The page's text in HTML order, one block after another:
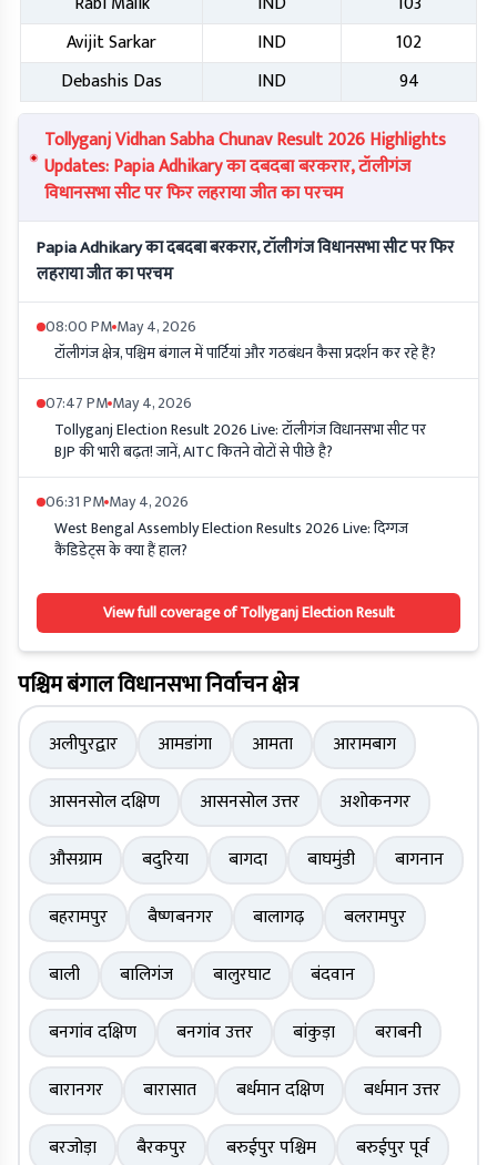
Avijit Sarkar
IND
102
Debashis Das
IND
94
Tollyganj Vidhan Sabha Chunav Result 2026 Highlights
Updates: Papia Adhikary का दबदबा बरकरार, टॉलीगंज
विधानसभा सीट पर फिर लहराया जीत का परचम
Papia Adhikary का दबदबा बरकरार, टॉलीगंज विधानसभा सीट पर फिर
लहराया जीत का परचम
08:00 PM May 4, 2026
टॉलीगंज क्षेत्र, पश्चिम बंगाल में पार्टियां और गठबंधन कैसा प्रदर्शन कर रहे हैं?
07:47 PM May 4, 2026
Tollyganj Election Result 2026 Live: टॉलीगंज विधानसभा सीट पर
BJP की भारी बढ़त! जानें, AITC कितने वोटों से पीछे है?
06:31 PM May 4, 2026
West Bengal Assembly Election Results 2026 Live: दिग्गज
कैंडिडेट्स के क्या हैं हाल?
View full coverage of Tollyganj Election Result
पश्चिम बंगाल विधानसभा निर्वाचन क्षेत्र
अलीपुरद्वार आमडांगा आमता
आरामबाग
आसनसोल दक्षिण
आसनसोल उत्तर
अशोकनगर
औसग्राम
बदुरिया बागदा बाघमुंडी
बागनान
बहरामपुर
बैष्णबनगर बालागढ़
बलरामपुर
बाली
बालिगंज बालुरघाट
बंदवान
बनगांव दक्षिण
बनगांव उत्तर बांकुड़ा
बराबनी
बारानगर
बारासात बर्धमान दक्षिण
बर्धमान उत्तर
बरजोड़ा
बैरकपुर बरुईपुर पश्चिम
बरुईपुर पूर्व